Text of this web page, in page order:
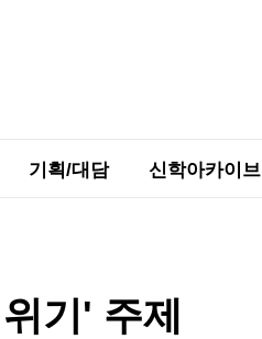
기획/대담 신학아카이브
기' 주제